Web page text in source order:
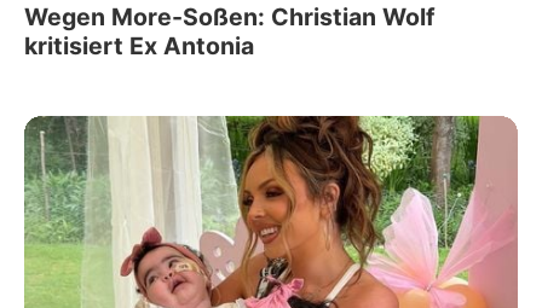
Wegen More-Soßen: Christian Wolf
kritisiert Ex Antonia